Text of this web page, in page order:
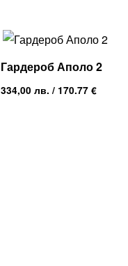
Гардероб Аполо 2
334,00лв. / 170.77 €